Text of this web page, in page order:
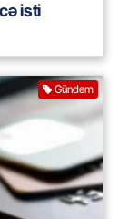
isti
Gündəm